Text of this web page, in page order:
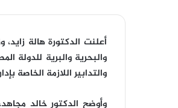
والتدابير اللازمة الخاصة
وأوضح الدكتور خالد